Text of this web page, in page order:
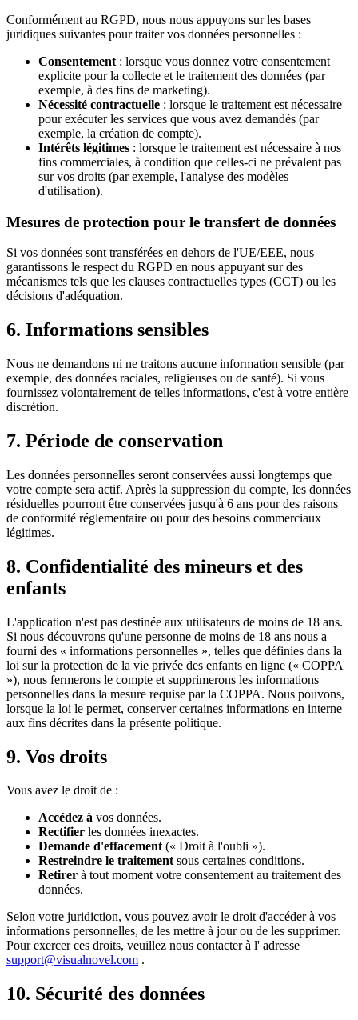
Conformément au RGPD, nous nous appuyons sur les bases
juridiques suivantes pour traiter vos données personnelles :
Consentement : lorsque vous donnez votre consentement
explicite pour la collecte et le traitement des données (par
exemple, à des fins de marketing).
Nécessité contractuelle : lorsque le traitement est nécessaire
pour exécuter les services que vous avez demandés (par
exemple, la création de compte).
Intérêts légitimes : lorsque le traitement est nécessaire à nos
fins commerciales, à condition que celles-ci ne prévalent pas
sur vos droits (par exemple, l'analyse des modèles
d'utilisation).
Mesures de protection pour le transfert de données
Si vos données sont transférées en dehors de l'UE/EEE, nous
garantissons le respect du RGPD en nous appuyant sur des
mécanismes tels que les clauses contractuelles types (CCT) ou les
décisions d'adéquation.
6. Informations sensibles
Nous ne demandons ni ne traitons aucune information sensible (par
exemple, des données raciales, religieuses ou de santé). Si vous
fournissez volontairement de telles informations, c'est à votre entière
discrétion.
7. Période de conservation
Les données personnelles seront conservées aussi longtemps que
votre compte sera actif. Après la suppression du compte, les données
résiduelles pourront être conservées jusqu'à 6 ans pour des raisons
de conformité réglementaire ou pour des besoins commerciaux
légitimes.
8. Confidentialité des mineurs et des
enfants
L'application n'est pas destinée aux utilisateurs de moins de 18 ans.
Si nous découvrons qu'une personne de moins de 18 ans nous a
fourni des « informations personnelles », telles que définies dans la
loi sur la protection de la vie privée des enfants en ligne (« COPPA
»), nous fermerons le compte et supprimerons les informations
personnelles dans la mesure requise par la COPPA. Nous pouvons,
lorsque la loi le permet, conserver certaines informations en interne
aux fins décrites dans la présente politique.
9. Vos droits
Vous avez le droit de :
Accédez à vos données.
Rectifier les données inexactes.
Demande d'effacement(« Droit à l'oubli »).
Restreindre le traitementsous certaines conditions.
Retirer à tout moment votre consentement au traitement des
données.
Selon votre juridiction, vous pouvez avoir le droit d'accéder à vos
informations personnelles, de les mettre à jour ou de les supprimer.
Pour exercer ces droits, veuillez nous contacter à l' adresse
support@visualnovel.com .
10. Sécurité des données